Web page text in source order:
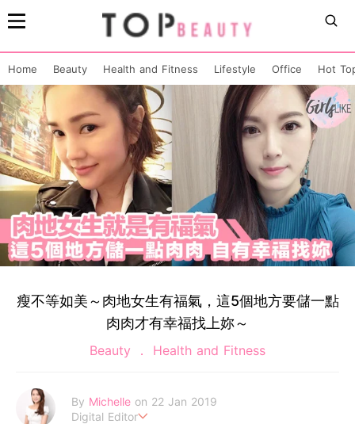
Home Beauty Health and Fitness Lifestyle Office Hot
瘦不等如美～肉地女生有福氣，這5個地方要儲一點
肉肉才有幸福找上妳～
Beauty Health and Fitness
By Michelle on 22 Jan 2019
Digital Editor